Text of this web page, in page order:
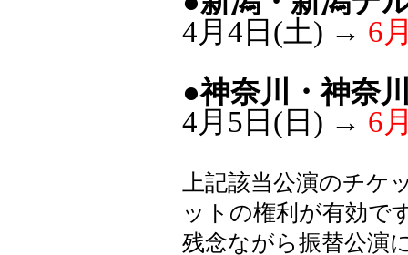
4月4日(土) → 6
●神奈川・神奈
4月5日(日) → 6
上記該当公演のチ
ットの権利が有効で
残念ながら振替公演